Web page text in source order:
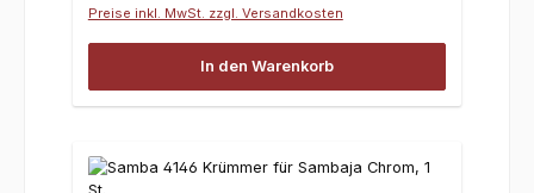
Preise inkl. MwSt. zzgl. Versandkosten
In den Warenkorb